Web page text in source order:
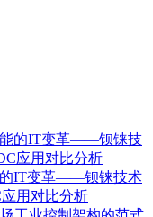
的IT变革——钡铼技术
用对比分析